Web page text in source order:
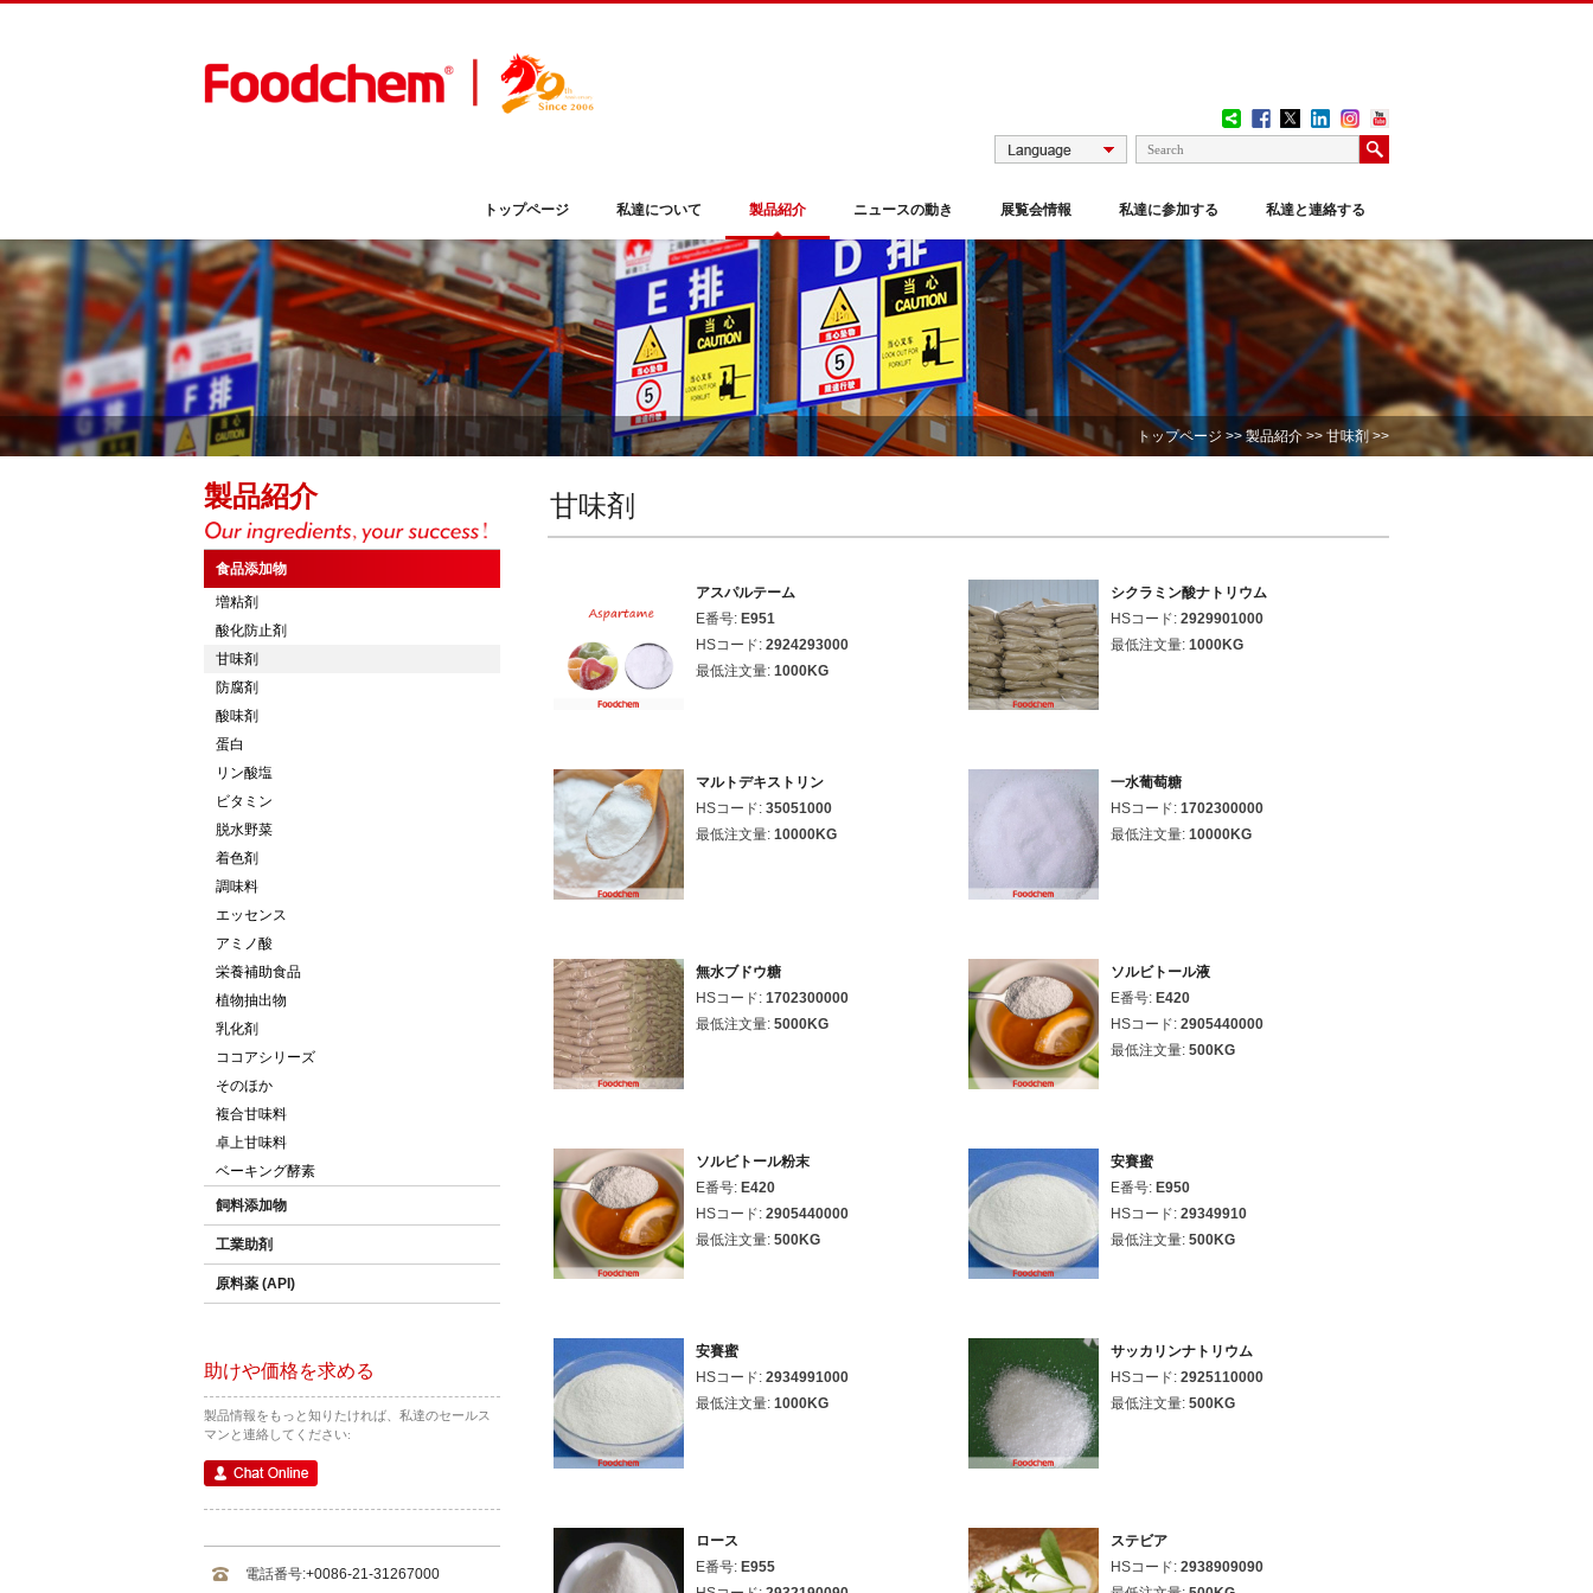
トップページ 私達について 製品紹介 ニュースの動き 展覧会情報 私達に参加する 私達と連絡する
トップページ >> 製品紹介 >> 甘味剤>>
製品紹介
食品添加物
増粘剤
酸化防止剤
甘味剤
防腐剤
酸味剤
蛋白
リン酸塩
ビタミン
脱水野菜
着色剤
調味料
エッセンス
アミノ酸
栄養補助食品
植物抽出物
乳化剤
ココアシリーズ
そのほか
複合甘味料
卓上甘味料
ベーキング酵素
飼料添加物
工業助剤
原料薬 (API)
助けや価格を求める
製品情報をもっと知りたければ、私達のセールス
マンと連絡してください:
電話番号:+0086-21-31267000
甘味剤
アスパルテーム
E番号: E951
HSコード: 2924293000
最低注文量: 1000KG
シクラミン酸ナトリウム
HSコード: 2929901000
最低注文量: 1000KG
マルトデキストリン
HSコード: 35051000
最低注文量: 10000KG
一水葡萄糖
HSコード: 1702300000
最低注文量: 10000KG
無水ブドウ糖
HSコード: 1702300000
最低注文量: 5000KG
ソルビトール液
E番号: E420
HSコード: 2905440000
最低注文量: 500KG
ソルビトール粉末
E番号: E420
HSコード: 2905440000
最低注文量: 500KG
安賽蜜
E番号: E950
HSコード: 29349910
最低注文量: 500KG
安賽蜜
HSコード: 2934991000
最低注文量: 1000KG
サッカリンナトリウム
HSコード: 2925110000
最低注文量: 500KG
ロース
E番号: E955
ステビア
HSコード: 2938909090